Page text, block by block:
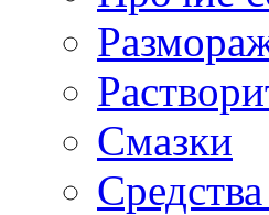
Смазки